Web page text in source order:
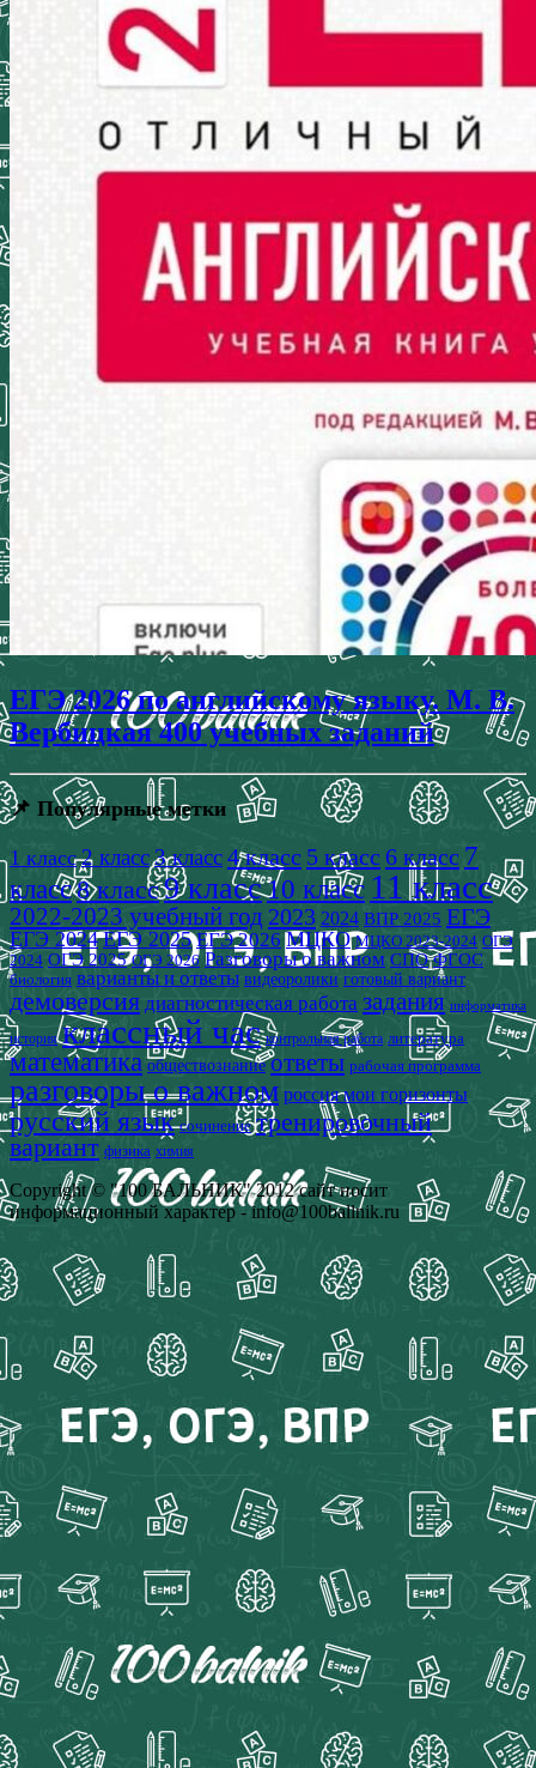
ЕГЭ 2026 по английскому языку. М. В.
Вербицкая 400 учебных заданий
📌 Популярные метки
1 класс 2 класс3 класс4 класс 5 класс 6 класс 7
класс8 класс9 класс10 класс 11 класс
2022-2023 учебный год 2023 2024 ВПР 2025 ЕГЭ
ЕГЭ 2024 ЕГЭ 2025 ЕГЭ 2026 МЦКО МЦКО 2023-2024 ОГЭ
2024 ОГЭ 2025 ОГЭ 2026 Разговоры о важном СПО ФГОС
биология варианты и ответы видеоролики готовый вариант
демоверсия диагностическая работа задания информатика
история классный час контрольная работа литература
математика обществознание ответы рабочая программа
разговоры о важном россия мои горизонты
русский язык сочинение тренировочный
вариант физика химия
Copyright © "100 БАЛЬНИК" 2012 сайт носит
информационный характер - info@100ballnik.ru